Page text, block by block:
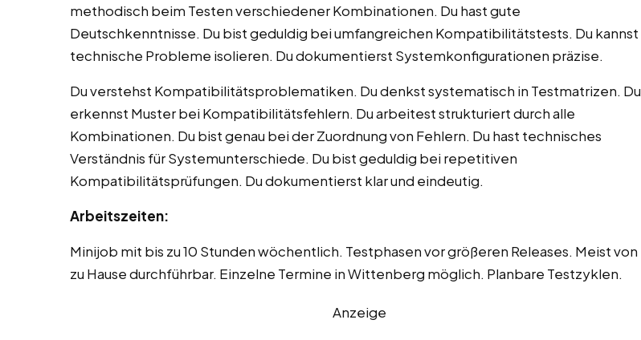
methodisch beim Testen verschiedener Kombinationen. Du hast gute
Deutschkenntnisse. Du bist geduldig bei umfangreichen Kompatibilitätstests. Du kannst
technische Probleme isolieren. Du dokumentierst Systemkonfigurationen präzise.
Du verstehst Kompatibilitätsproblematiken. Du denkst systematisch in Testmatrizen. Du
erkennst Muster bei Kompatibilitätsfehlern. Du arbeitest strukturiert durch alle
Kombinationen. Du bist genau bei der Zuordnung von Fehlern. Du hast technisches
Verständnis für Systemunterschiede. Du bist geduldig bei repetitiven
Kompatibilitätsprüfungen. Du dokumentierst klar und eindeutig.
Arbeitszeiten:
Minijob mit bis zu 10 Stunden wöchentlich. Testphasen vor größeren Releases. Meist von
zu Hause durchführbar. Einzelne Termine in Wittenberg möglich. Planbare Testzyklen.
Anzeige